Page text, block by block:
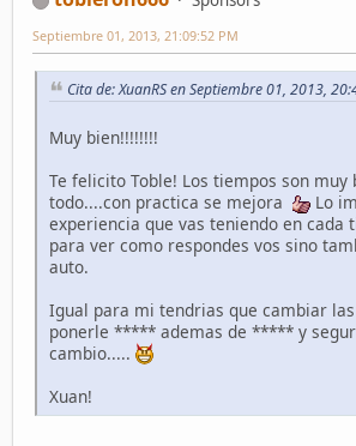
Septiembre 01, 2013, 21:09:52 PM
Cita de: XuanRS en Septiembre 01, 2013,
Muy bien!!!!!!!!
Te felicito Toble! Los tiempos son muy
todo....con practica se mejora
Lo
experiencia que vas teniendo en cada
para ver como respondes vos sino
auto.
Igual para mi tendrias que cambiar
ponerle ***** ademas de ***** y
cambio.....
Xuan!